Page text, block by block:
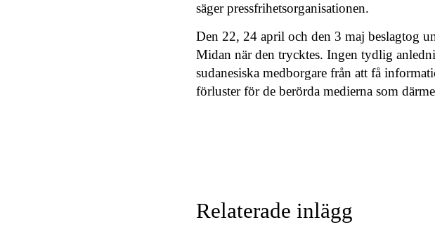
säger pressfrihetsorganisationen.
Den 22, 24 april och den 3 maj beslagtog
Midan när den trycktes. Ingen tydlig
sudanesiska medborgare från att få
förluster för de berörda medierna som
Relaterade inlägg